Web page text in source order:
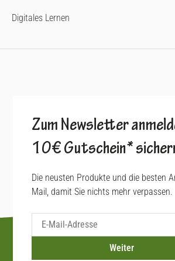
Digitales Lernen
Zum Newsletter
10€ Gutschein*
Die neusten Produkte und die besten
Mail, damit Sie nichts mehr verpassen.
Weiter